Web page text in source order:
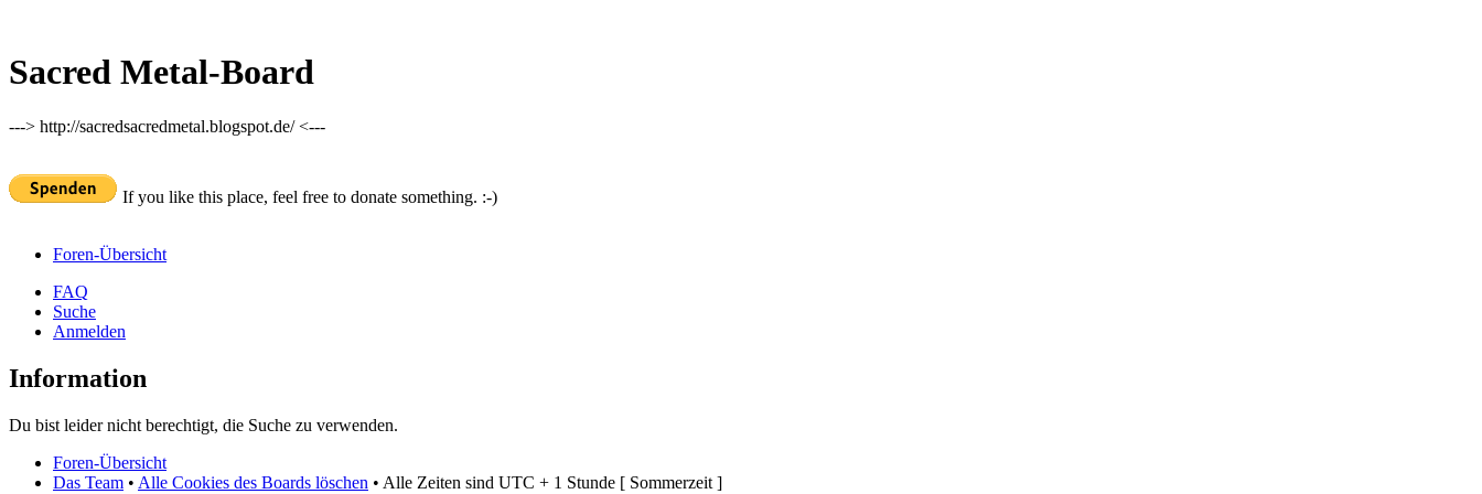
Sacred Metal-Board
---> http://sacredsacredmetal.blogspot.de/ <---
If you like this place, feel free to donate something. :-)
Foren-Übersicht
FAQ
Suche
Anmelden
Information
Du bist leider nicht berechtigt, die Suche zu verwenden.
Foren-Übersicht
Das Team • Alle Cookies des Boards löschen • Alle Zeiten sind UTC + 1 Stunde [ Sommerzeit ]